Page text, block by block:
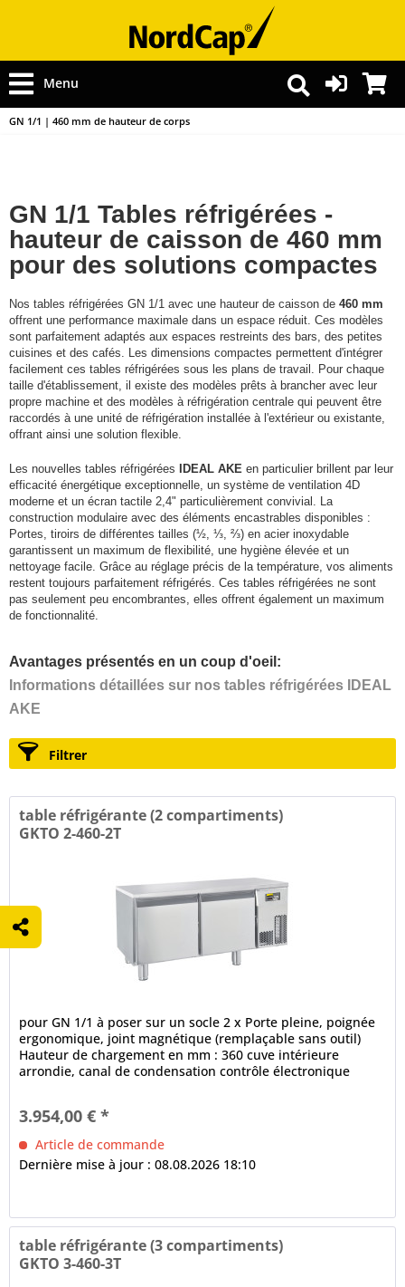
Menu
GN 1/1 | 460 mm de hauteur de corps
GN 1/1 Tables réfrigérées -
hauteur de caisson de 460 mm
pour des solutions compactes
Nos tables réfrigérées GN 1/1 avec une hauteur de caisson de 460 mm
offrent une performance maximale dans un espace réduit. Ces modèles
sont parfaitement adaptés aux espaces restreints des bars, des petites
cuisines et des cafés. Les dimensions compactes permettent d'intégrer
facilement ces tables réfrigérées sous les plans de travail. Pour chaque
taille d'établissement, il existe des modèles prêts à brancher avec leur
propre machine et des modèles à réfrigération centrale qui peuvent être
raccordés à une unité de réfrigération installée à l'extérieur ou existante,
offrant ainsi une solution flexible.
Les nouvelles tables réfrigérées IDEAL AKE en particulier brillent par leur
efficacité énergétique exceptionnelle, un système de ventilation 4D
moderne et un écran tactile 2,4" particulièrement convivial. La
construction modulaire avec des éléments encastrables disponibles :
Portes, tiroirs de différentes tailles (½, ⅓, ⅔) en acier inoxydable
garantissent un maximum de flexibilité, une hygiène élevée et un
nettoyage facile. Grâce au réglage précis de la température, vos aliments
restent toujours parfaitement réfrigérés. Ces tables réfrigérées ne sont
pas seulement peu encombrantes, elles offrent également un maximum
de fonctionnalité.
Avantages présentés en un coup d'oeil:
Informations détaillées sur nos tables réfrigérées IDEAL
AKE
Filtrer
table réfrigérante (2 compartiments)
GKTO 2-460-2T
pour GN 1/1 à poser sur un socle 2 x Porte pleine, poignée
ergonomique, joint magnétique (remplaçable sans outil)
Hauteur de chargement en mm : 360 cuve intérieure
arrondie, canal de condensation contrôle électronique
3.954,00 € *
Article de commande
Dernière mise à jour : 08.08.2026 18:10
table réfrigérante (3 compartiments)
GKTO 3-460-3T